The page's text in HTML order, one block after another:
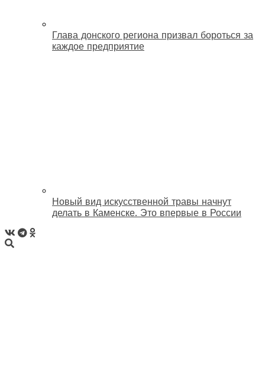
Глава донского региона призвал бороться за
каждое предприятие
Новый вид искусственной травы начнут
делать в Каменске. Это впервые в России